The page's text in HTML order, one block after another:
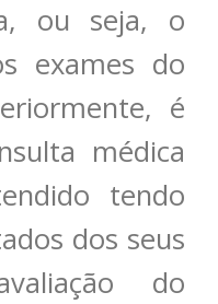
ou seja, o
exames do
é
médica
tendo
dos seus
do